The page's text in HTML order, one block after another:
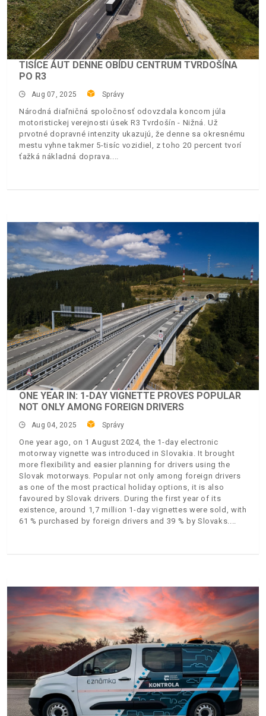
TISÍCE ÁUT DENNE OBÍDU CENTRUM TVRDOŠÍNA
PO R3
Aug 07, 2025 Správy
Národná diaľničná spoločnosť odovzdala koncom júla
motoristickej verejnosti úsek R3 Tvrdošín - Nižná. Už
prvotné dopravné intenzity ukazujú, že denne sa okresnému
mestu vyhne takmer 5-tisíc vozidiel, z toho 20 percent tvorí
ťažká nákladná doprava.
ONE YEAR IN: 1-DAY VIGNETTE PROVES POPULAR
NOT ONLY AMONG FOREIGN DRIVERS
Aug 04, 2025 Správy
One year ago, on 1 August 2024, the 1-day electronic
motorway vignette was introduced in Slovakia. It brought
more flexibility and easier planning for drivers using the
Slovak motorways. Popular not only among foreign drivers
as one of the most practical holiday options, it is also
favoured by Slovak drivers. During the first year of its
existence, around 1,7 million 1-day vignettes were sold, with
61 % purchased by foreign drivers and 39 % by Slovaks.